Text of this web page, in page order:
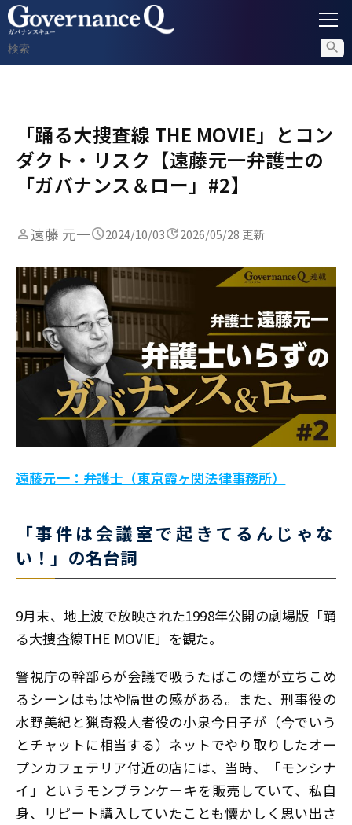
内部通報
コンプライアンス調査
不正対策
セミナー情報
「踊る大捜査線 THE MOVIE」とコン
ダクト・リスク【遠藤元一弁護士の
「ガバナンス＆ロー」#2】
遠藤 元一 2024/10/03 2026/05/28 更新
遠藤元一：弁護士（東京霞ヶ関法律事務所）
「事件は会議室で起きてるんじゃな
い！」の名台詞
9月末、地上波で放映された1998年公開の劇場版「踊
る大捜査線THE MOVIE」を観た。
警視庁の幹部らが会議で吸うたばこの煙が立ちこめ
るシーンはもはや隔世の感がある。また、刑事役の
水野美紀と猟奇殺人者役の小泉今日子が（今でいう
とチャットに相当する）ネットでやり取りしたオー
プンカフェテリア付近の店には、当時、「モンシナ
イ」というモンブランケーキを販売していて、私自
身、リピート購入していたことも懐かしく思い出さ